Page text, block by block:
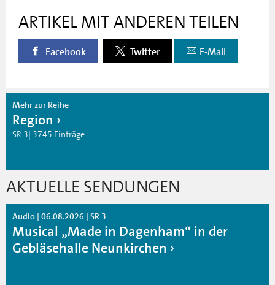
ARTIKEL MIT ANDEREN TEILEN
Facebook Twitter E-Mail
Mehr zur Reihe
Region
SR 3| 3745 Einträge
AKTUELLE SENDUNGEN
Audio | 06.08.2026 | SR 3
Musical „Made in Dagenham“ in der
Gebläsehalle Neunkirchen